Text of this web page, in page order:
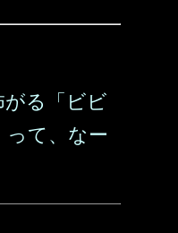
る「ビビ
って、なー